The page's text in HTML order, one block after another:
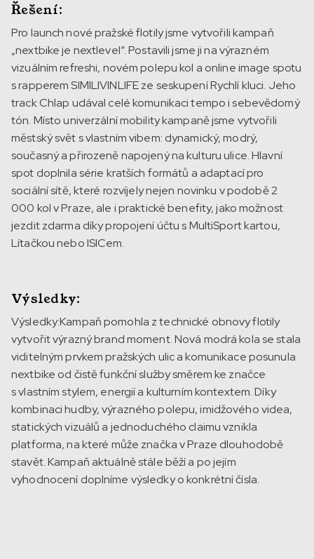
Řešení:
Pro launch nové pražské flotily jsme vytvořili kampaň
„nextbike je nextlevel“. Postavili jsme ji na výrazném
vizuálním refreshi, novém polepu kol a online image spotu
s rapperem SIMILIVINLIFE ze seskupení Rychlí kluci. Jeho
track Chlap udával celé komunikaci tempo i sebevědomý
tón. Místo univerzální mobility kampaně jsme vytvořili
městský svět s vlastním vibem: dynamický, modrý,
současný a přirozeně napojený na kulturu ulice. Hlavní
spot doplnila série kratších formátů a adaptací pro
sociální sítě, které rozvíjely nejen novinku v podobě 2
000 kol v Praze, ale i praktické benefity, jako možnost
jezdit zdarma díky propojení účtu s MultiSport kartou,
Lítačkou nebo ISICem.
Výsledky:
Výsledky:Kampaň pomohla z technické obnovy flotily
vytvořit výrazný brand moment. Nová modrá kola se stala
viditelným prvkem pražských ulic a komunikace posunula
nextbike od čistě funkční služby směrem ke značce
s vlastním stylem, energií a kulturním kontextem. Díky
kombinaci hudby, výrazného polepu, imidžového videa,
statických vizuálů a jednoduchého claimu vznikla
platforma, na které může značka v Praze dlouhodobě
stavět. Kampaň aktuálně stále běží a po jejím
vyhodnocení doplníme výsledky o konkrétní čísla.